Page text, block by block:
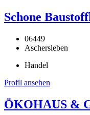
Schone
06449
Aschersleben
Handel
Profil ansehen
ÖKOHAUS &